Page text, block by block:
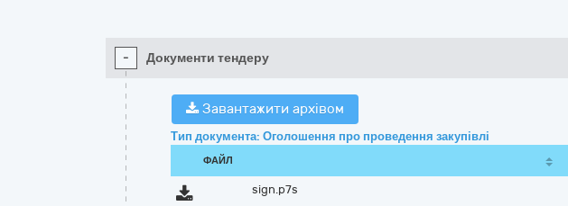
- Документи тендеру
Завантажити архівом
Тип документа: Оголошення про проведення закупівлі
ФАЙЛ
sign.p7s